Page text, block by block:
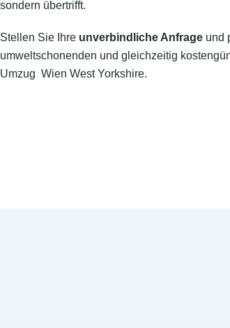
sondern übertrifft.
Stellen Sie Ihre unverbindliche Anfrage und
umweltschonenden und gleichzeitig
Umzug Wien West Yorkshire.